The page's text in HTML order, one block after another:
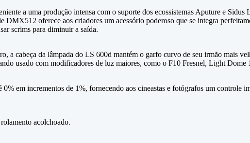
a uma produção intensa com o suporte dos ecossistemas Aputure e
oferece aos criadores um acessório poderoso que se integra
scrims para diminuir a saída.
a cabeça da lâmpada do LS 600d mantém o garfo curvo de seu irmão mais
usado com modificadores de luz maiores, como o F10 Fresnel, Light
em incrementos de 1%, fornecendo aos cineastas e fotógrafos um controle
acolchoado.